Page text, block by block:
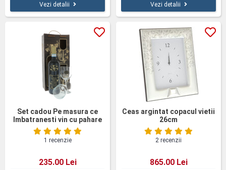
Vezi detalii Vezi detalii
Set cadou Pe masura ce
Imbatranesti vin cu pahare
cutie lemn
1 recenzie
235.00 Lei
Ceas argintat copacul vietii
26cm
2 recenzii
865.00 Lei